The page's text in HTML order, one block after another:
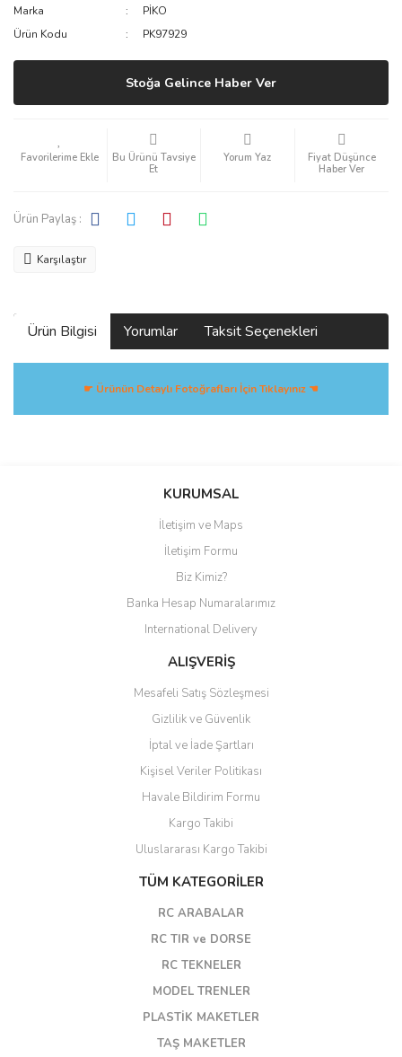
Marka
PİKO
Ürün Kodu
PK97929
Stoğa Gelince Haber Ver
Bu Ürünü Tavsiye
Et
Yorum Yaz
Fiyat Düşünce
Haber Ver
Ürün Paylaş :
Karşılaştır
Ürün Bilgisi Yorumlar Taksit Seçenekleri
☛ Ürünün Detaylı Fotoğrafları İçin Tıklayınız ☚
Bu ürüne ilk yorumu siz yapın!
Yorum Yaz
KURUMSAL
İletişim ve Maps
İletişim Formu
Biz Kimiz?
Banka Hesap Numaralarımız
International Delivery
ALIŞVERİŞ
Mesafeli Satış Sözleşmesi
Gizlilik ve Güvenlik
İptal ve İade Şartları
Kişisel Veriler Politikası
Havale Bildirim Formu
Kargo Takibi
Uluslararası Kargo Takibi
TÜM KATEGORİLER
RC ARABALAR
RC TIR ve DORSE
RC TEKNELER
MODEL TRENLER
PLASTİK MAKETLER
TAŞ MAKETLER